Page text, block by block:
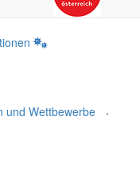
und Wettbewerbe
.